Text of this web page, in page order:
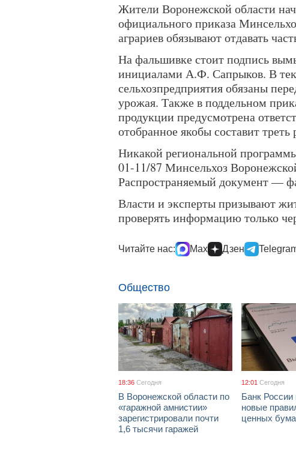
Жители Воронежской области
официального приказа
аграриев обязывают отдавать
На фальшивке стоит подпись
инициалами А.Ф. Сапрыков. В
сельхозпредприятия обязаны
урожая. Также в поддельном
продукции предусмотрена
отобранное якобы составит
Никакой региональной
01-11/87 Минсельхоз
Распространяемый документ —
Власти и эксперты призывают
проверять информацию только
Читайте нас: Max Дзен
Общество
18:36 Сегодня
В Воронежской области по
«гаражной амнистии»
зарегистрировали почти
1,6 тысячи гаражей
12:01 Сегодня
Банк
новые
ценных